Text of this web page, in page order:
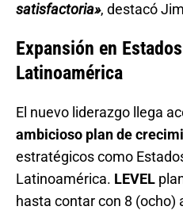
satisfactoria», destacó
Expansión en
Latinoamérica
El nuevo liderazgo llega
ambicioso plan de
estratégicos como
Latinoamérica. LEVEL
hasta contar con 8 (ocho)